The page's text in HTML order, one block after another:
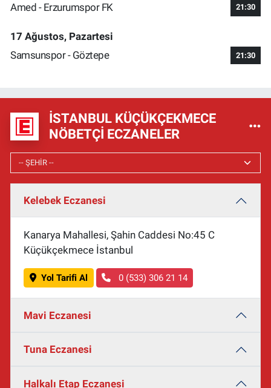
Amed - Erzurumspor FK 21:30
17 Ağustos, Pazartesi
Samsunspor - Göztepe
21:30
İSTANBUL KÜÇÜKÇEKMECE
NÖBETÇI ECZANELER
Kelebek Eczanesi
Kanarya Mahallesi, Şahin Caddesi No:45 C
Küçükçekmece İstanbul
Yol Tarifi Al 0 (533) 306 21 14
Mavi Eczanesi
Tuna Eczanesi
Halkalı Etap Eczanesi